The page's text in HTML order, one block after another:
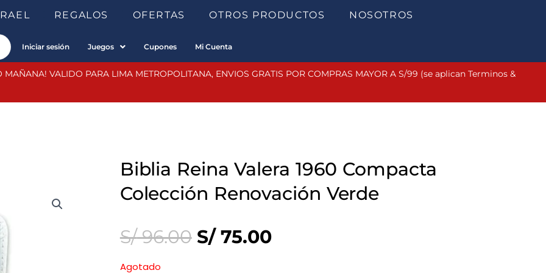
REGALOS OFERTAS OTROS PRODUCTOS NOSOTROS
Iniciar sesión Juegos Cupones Mi Cuenta
MAÑANA! VALIDO PARA LIMA METROPOLITANA, ENVIOS GRATIS POR COMPRAS MAYOR A S/99 (se aplican Terminos &
Biblia Reina Valera 1960 Compacta
Colección Renovación Verde
S/96.00 Original
S/75.00Current
Agotado